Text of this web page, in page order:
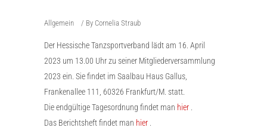
Allgemein By Cornelia Straub
Der Hessische Tanzsportverband lädt am 16. April
2023 um 13.00 Uhr zu seiner Mitgliederversammlung
2023 ein. Sie findet im Saalbau Haus Gallus,
Frankenallee 111, 60326 Frankfurt/M. statt.
Die endgültige Tagesordnung findet man hier
Das Berichtsheft findet man hier